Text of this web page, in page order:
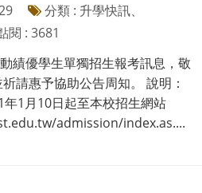
分類 : 升學快訊、
閱 : 3681
績優學生單獨招生報考訊息，敬
請惠予協助公告周知。 說明：
1月10日起至本校招生網站
admission/index.as....